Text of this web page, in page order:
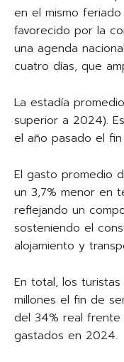
en el mismo
favorecido por la
una agenda
cuatro días, que
La estadía
superior a 2024).
el año pasado el
El gasto promedio
un 3,7% menor en
reflejando un
sosteniendo el
alojamiento y
En total, los
millones el fin de
del 34% real frente
gastados en 2024.